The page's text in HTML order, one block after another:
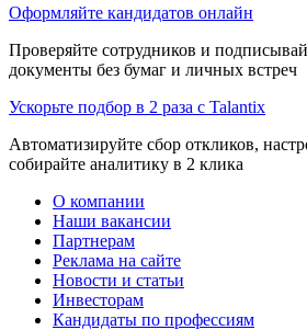
Оформляйте кандидатов онлайн
Проверяйте сотрудников и
документы без бумаг и личных встреч
Ускорьте подбор в 2 раза с Talantix
Автоматизируйте сбор откликов,
собирайте аналитику в 2 клика
О компании
Наши вакансии
Партнерам
Реклама на сайте
Новости и статьи
Инвесторам
Кандидаты по профессиям